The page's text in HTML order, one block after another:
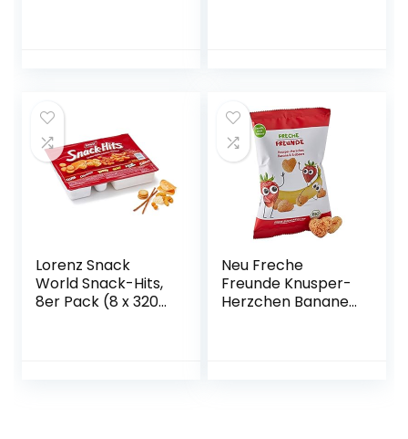
Lorenz Snack
World Snack-Hits,
8er Pack (8 x 320
Neu Freche
Freunde Knusper-
Herzchen Banane